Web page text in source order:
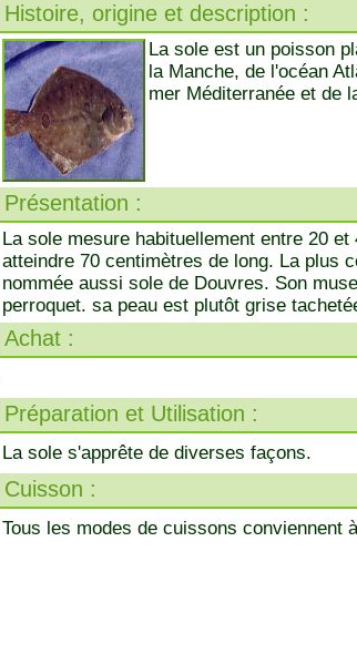
Histoire, origine et description :
La sole est un poisson
la Manche, de l'océan
mer Méditerranée et de
Présentation :
La sole mesure habituellement entre 20
atteindre 70 centimètres de long. La plus
nommée aussi sole de Douvres. Son
perroquet. sa peau est plutôt grise
Achat :
Préparation et Utilisation :
La sole s'apprête de diverses façons.
Cuisson :
Tous les modes de cuissons conviennent